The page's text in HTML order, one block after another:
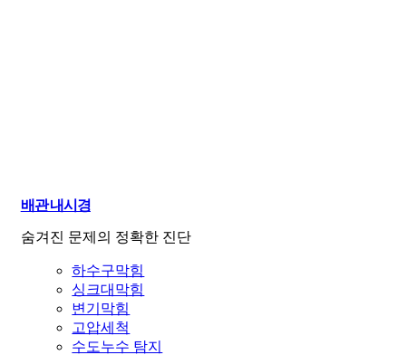
배관 내시경
숨겨진 문제의 정확한 진단
하수구막힘
싱크대막힘
변기막힘
고압세척
수도누수 탐지